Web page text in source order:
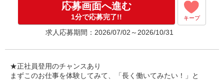
・固定残業代が含まれる方は、時間外労働の有無に
かかわらず支給し、5時間を超える分については追加
で支給いたします。
給あ
り
経験やスキルにより考慮いたします。
応募画面へ進む
1分で応募完了!! キープ
求人応募期間：2026/07/02～2026/10/31
★正社員登用のチャンスあり
まずこのお仕事を体験してみて、「長く働いてみたい！」と